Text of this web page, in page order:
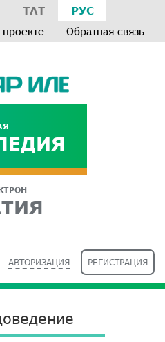
ТАТ РУС
Обратная связь
АВТОРИЗАЦИЯ РЕГИСТРАЦИЯ